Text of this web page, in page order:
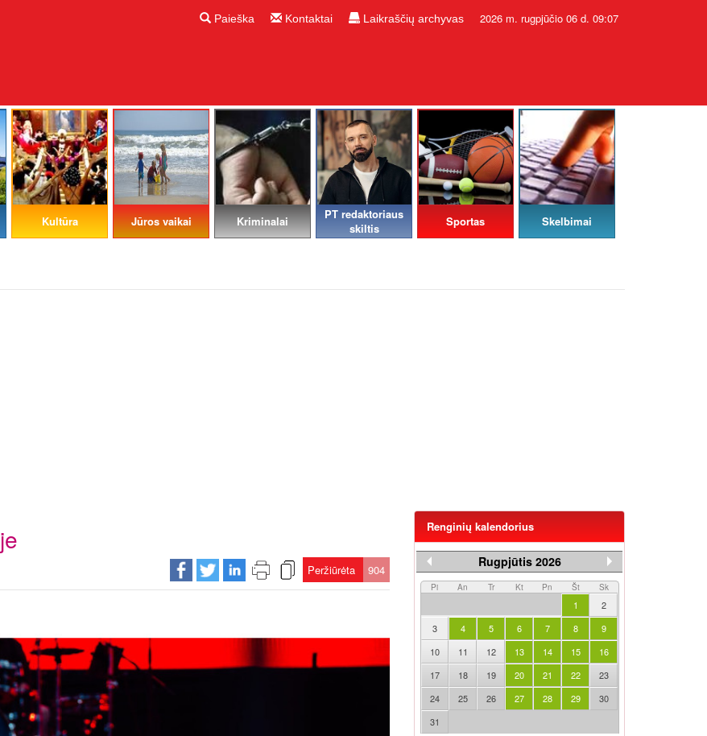
Paieška Kontaktai Laikraščių archyvas 2026 m. rugpjūčio 06 d. 09:07
Kultūra Jūros vaikai Kriminalai
PT redaktoriaus
skiltis
Sportas Skelbimai
Peržiūrėta 904
Renginių kalendorius
Rugpjūtis 2026
Pi An Tr Kt Pn Št Sk
1
2
3
4 5 6 7 8
9
10
11 12 13 14 15
16
17
18 19 20 21 22
23
24
25 26 27 28 29
30
31